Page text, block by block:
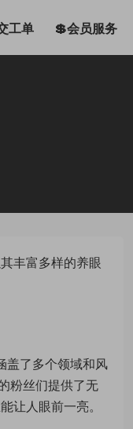
工单 💲会员服务
丰富多样的养眼
盖了多个领域和风
粉丝们提供了无
让人眼前一亮。